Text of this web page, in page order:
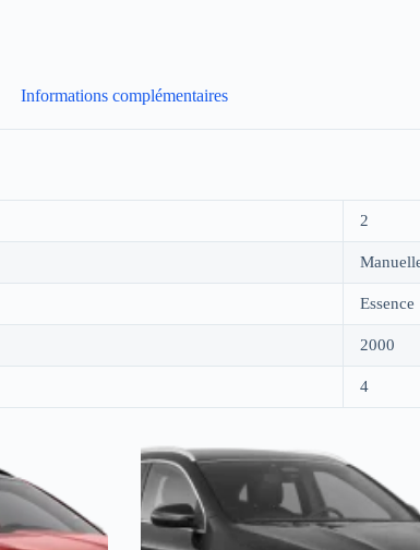
Informations complémentaires
2
Essence
2000
4